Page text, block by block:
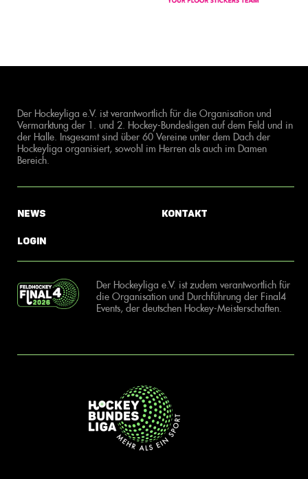
Der Hockeyliga e.V. ist verantwortlich für die Organisation und
Vermarktung der 1. und 2. Hockey-Bundesligen auf dem Feld und in
der Halle. Insgesamt sind über 60 Vereine unter dem Dach der
Hockeyliga organisiert, sowohl im Herren als auch im Damen
Bereich.
News
Login
Kontakt
Der Hockeyliga e.V. ist zudem verantwortlich für
die Organisation und Durchführung der Final4
Events, der deutschen Hockey-Meisterschaften.